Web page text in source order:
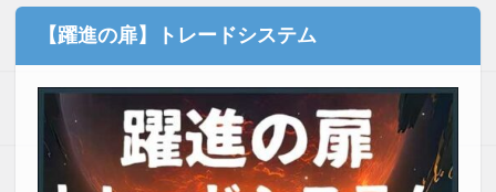
【躍進の扉】トレードシステム